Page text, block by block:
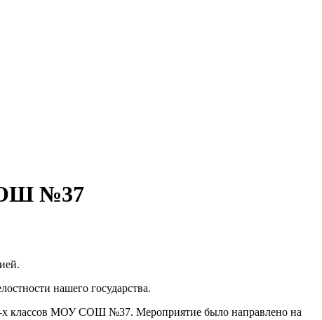
№37
нашего государства.
9-х классов МОУ СОШ №37. Мероприятие было направлено на